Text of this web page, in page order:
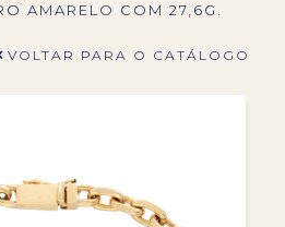
AMARELO COM 27,6G.
VOLTAR PARA O CATÁLOGO